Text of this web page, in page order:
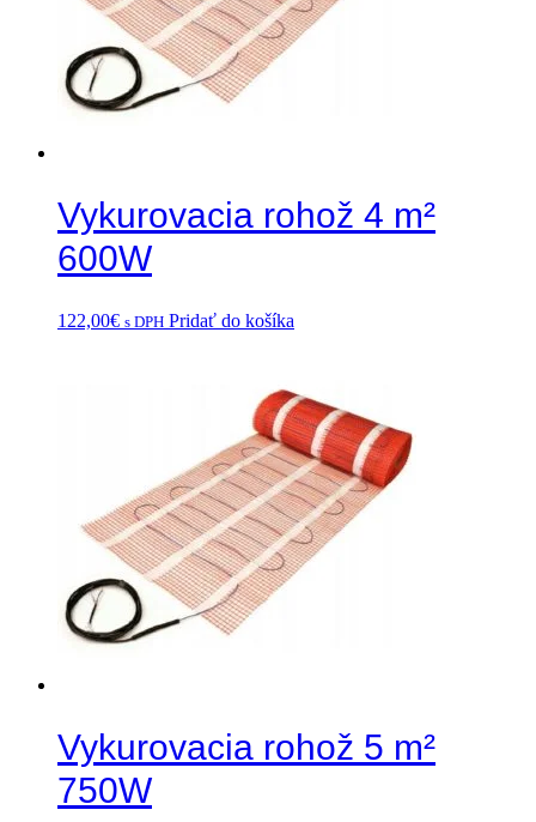
Vykurovacia rohož 4 m²
600W
122,00€ s DPH Pridať do košíka
Vykurovacia rohož 5 m²
750W